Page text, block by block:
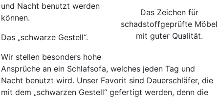
Das Zeichen für
schadstoffgeprüfte Möbel
mit guter Qualität.
und Nacht benutzt werden
können.
Das „schwarze Gestell“.
Wir stellen besonders hohe
Ansprüche an ein Schlafsofa, welches jeden Tag und
Nacht benutzt wird. Unser Favorit sind Dauerschläfer, die
mit dem „schwarzen Gestell“ gefertigt werden, denn die